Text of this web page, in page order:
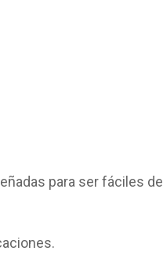
para ser fáciles de